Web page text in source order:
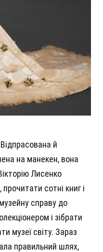
й
на манекен, вона
Лисенко
сотні книг і
справу до
і зібрати
музеї світу. Зараз
правильний шлях,